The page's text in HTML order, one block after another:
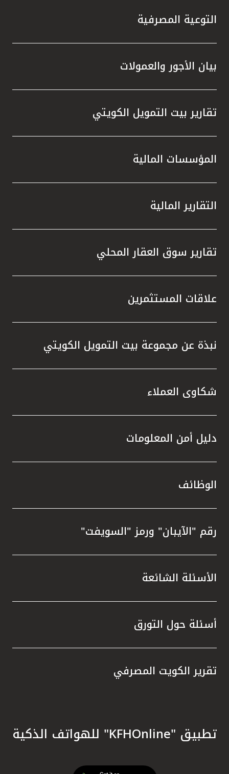
التوعية المصرفية
بيان الأجور والعمولات
تقارير بيت التمويل الكويتي
المؤسسات المالية
التقارير المالية
تقارير سوق العقار المحلي
علاقات المستثمرين
نبذة عن مجموعة بيت التمويل الكويتي
شكاوى العملاء
دليل أمن المعلومات
الوظائف
رقم "الآيبان" ورمز "السويفت"
الأسئلة الشائعة
أسئلة حول التورق
تقرير الكويت المصرفي
تطبيق "KFHOnline" للهواتف الذكية